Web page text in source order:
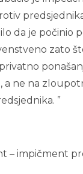
da je počinio
zato
a ne na
”
– impičment